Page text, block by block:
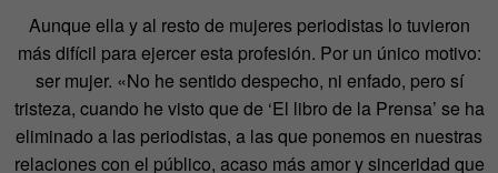
Aunque ella y al resto de mujeres periodistas lo tuvieron
más difícil para ejercer esta profesión. Por un único motivo:
ser mujer. «No he sentido despecho, ni enfado, pero sí
tristeza, cuando he visto que de ‘El libro de la Prensa’ se ha
eliminado a las periodistas, a las que ponemos en nuestras
relaciones con el público, acaso más amor y sinceridad que